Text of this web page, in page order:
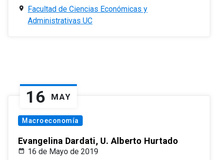
Facultad de Ciencias Económicas y
Administrativas UC
16 MAY
Macroeconomía
Evangelina Dardati, U. Alberto Hurtado
16 de Mayo de 2019